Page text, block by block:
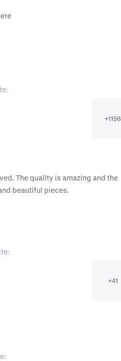
+1156
The quality is amazing and the
beautiful pieces.
+41